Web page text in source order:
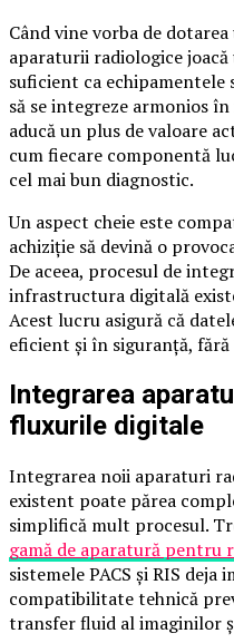
Când vine vorba de
aparaturii radiologice
suficient ca
să se integreze armonios
aducă un plus de valoare
cum fiecare componentă
cel mai bun diagnostic.
Un aspect cheie este
achiziție să devină o
De aceea, procesul de
infrastructura digitală
Acest lucru asigură că
eficient și în siguranță,
Integrarea
fluxurile digitale
Integrarea noii aparaturi
existent poate părea
simplifică mult procesul.
gamă de aparatură pentru
sistemele PACS și RIS deja
compatibilitate tehnică
transfer fluid al imaginilor